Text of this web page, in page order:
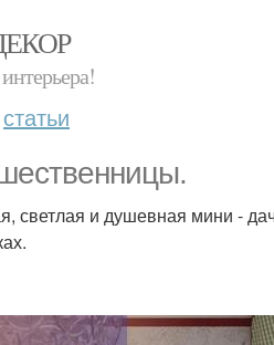
статьи
светлая и душевная мини -